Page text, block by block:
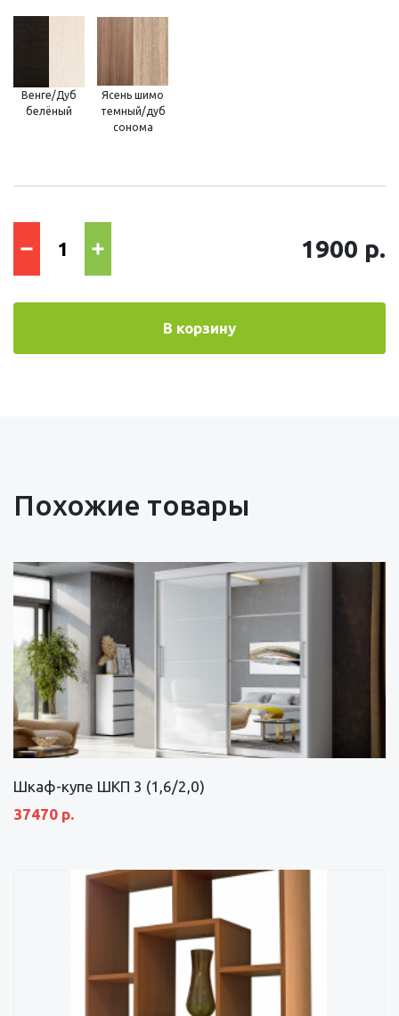
Венге/Дуб
белёный
Ясень шимо
темный/дуб
сонома
1900 р.
В корзину
Похожие товары
Шкаф-купе ШКП 3 (1,6/2,0)
37470 р.